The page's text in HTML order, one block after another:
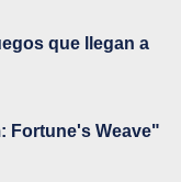
que llegan a
Fortune's Weave"